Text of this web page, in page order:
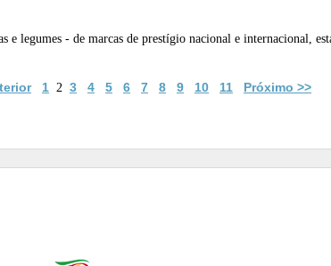
- de marcas de prestígio nacional e internacional,
1 2 3 4 5 6 7 8 9 10 11 Próximo >>